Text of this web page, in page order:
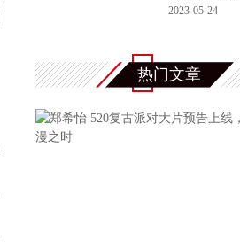
超强演员阵
2023-05-24
热门文章